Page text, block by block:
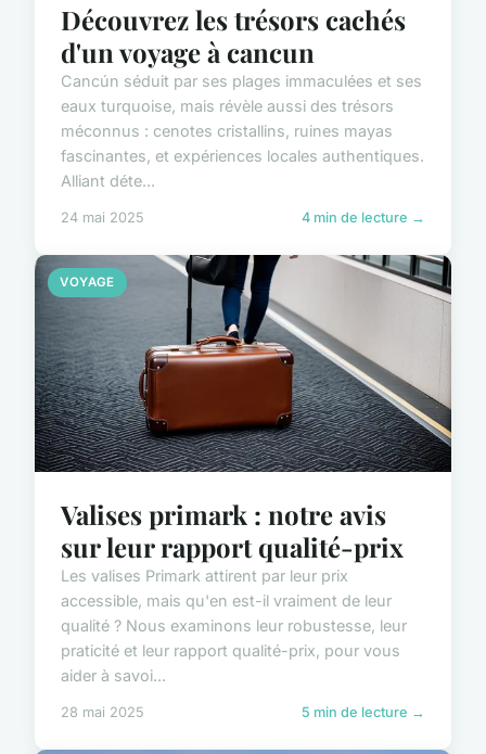
Découvrez les trésors cachés
d'un voyage à cancun
Cancún séduit par ses plages immaculées et ses
eaux turquoise, mais révèle aussi des trésors
méconnus : cenotes cristallins, ruines mayas
fascinantes, et expériences locales authentiques.
Alliant déte...
24 mai 2025 4 min de lecture →
VOYAGE
Valises primark : notre avis
sur leur rapport qualité-prix
Les valises Primark attirent par leur prix
accessible, mais qu'en est-il vraiment de leur
qualité ? Nous examinons leur robustesse, leur
praticité et leur rapport qualité-prix, pour vous
aider à savoi...
28 mai 2025 5 min de lecture →